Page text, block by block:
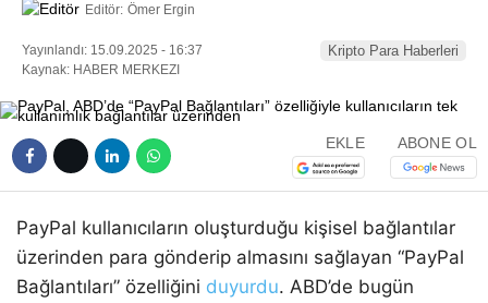
Editör: Ömer Ergin
Yayınlandı: 15.09.2025 - 16:37
Kaynak: HABER MERKEZI
Kripto Para Haberleri
EKLE ABONE OL
PayPal kullanıcıların oluşturduğu kişisel bağlantılar
üzerinden para gönderip almasını sağlayan “PayPal
Bağlantıları” özelliğini duyurdu. ABD’de bugün